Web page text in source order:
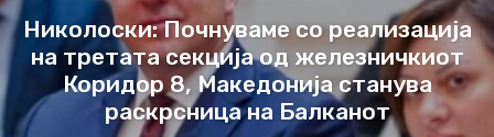
Николоски: Почнуваме со реализација
на третата секција од железничкиот
Коридор 8, Македонија станува
раскрсница на Балканот